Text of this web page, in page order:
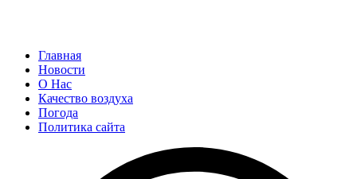
Главная
Новости
О Нас
Качество воздуха
Погода
Политика сайта